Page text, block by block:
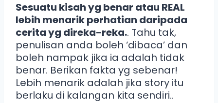
Sesuatu kisah yg benar atau REAL
lebih menarik perhatian daripada
cerita yg direka-reka.. Tahu tak,
penulisan anda boleh ‘dibaca’ dan
boleh nampak jika ia adalah tidak
benar. Berikan fakta yg sebenar!
Lebih menarik adalah jika story itu
berlaku di kalangan kita sendiri..